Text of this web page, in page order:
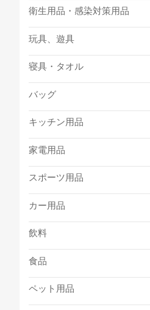
衛生用品・感染対策用品
玩具、遊具
寝具・タオル
バッグ
キッチン用品
家電用品
スポーツ用品
カー用品
飲料
食品
ペット用品